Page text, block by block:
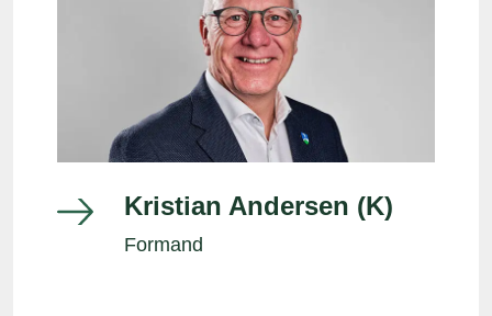
Kristian Andersen (K)
Formand